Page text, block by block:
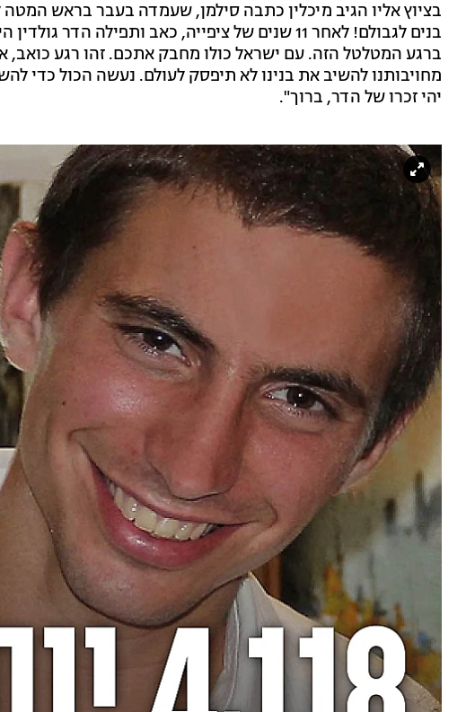
בציוץ אליו הגיב מיכלין כתבה סילמן, שעמדה בעבר בראש המטה
בנים לגבולם! לאחר 11 שנים של ציפייה, כאב ותפילה
ברגע המטלטל הזה. עם ישראל כולו מחבק אתכם. זהו רגע כואב,
מחויבותנו להשיב את בנינו לא תיפסק לעולם. נעשה הכול כדי
יהי זכרו של הדר, ברוך".